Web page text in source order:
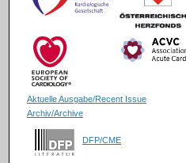
Aktuelle Ausgabe/Recent Issue
Archiv/Archive
DFP/CME